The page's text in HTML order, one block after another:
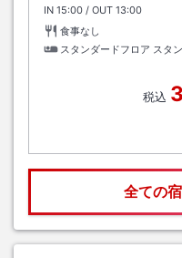
IN チェックイン
15:00 / OUT チェックアウト
13:00
食事なし
スタンダードフロア スタ
税込
全ての